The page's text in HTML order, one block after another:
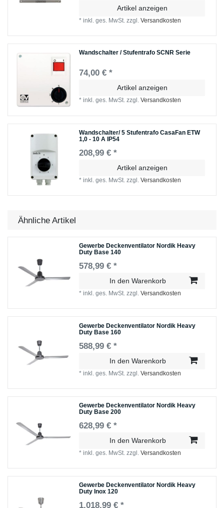
Artikel anzeigen
*inkl. ges. MwSt. zzgl.Versandkosten
Wandschalter / Stufentrafo SCNR Serie
74,00 € *
Artikel anzeigen
*inkl. ges. MwSt. zzgl.Versandkosten
Wandschalter/ 5 Stufentrafo CasaFan ETW
1,0 - 10 A IP54
208,99 € *
Artikel anzeigen
*inkl. ges. MwSt. zzgl.Versandkosten
Ähnliche Artikel
Gewerbe Deckenventilator Nordik Heavy
Duty Base 140
578,99 € *
In den Warenkorb
*inkl. ges. MwSt. zzgl.Versandkosten
Gewerbe Deckenventilator Nordik Heavy
Duty Base 160
588,99 € *
In den Warenkorb
*inkl. ges. MwSt. zzgl.Versandkosten
Gewerbe Deckenventilator Nordik Heavy
Duty Base 200
628,99 € *
In den Warenkorb
*inkl. ges. MwSt. zzgl.Versandkosten
Gewerbe Deckenventilator Nordik Heavy
Duty Inox 120
1.018,99 € *